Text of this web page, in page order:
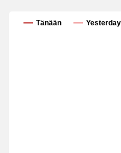
Compare
Tänään Yesterday